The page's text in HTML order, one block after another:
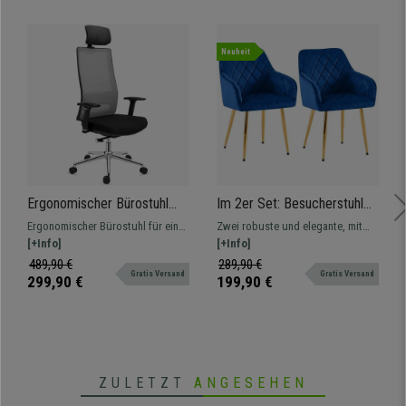
Ergonomischer Bürostuhl
SANTOS, Kopfstütze, 8h-
Nutzung, Farbe Grau
Ergonomischer Bürostuhl für eine
intensive Nutzung von 8 Stunden
geeignet. Ausgezeichnete Qualität
mit verchromtem Gestell und
[+Info]
489,90 €
299,90 € Gratis Versand
Neuheit
Im 2er Set: Besucherstuhl
GLOVER, bequem
gepolstert, Metallgestell in
Gold, Samtbezug, Farbe
Blau
Zwei robuste und elegante, mit
weichem Samt gepolsterte
Besucherstühle. Erhältlich in
verschiedenen Farben und
[+Info]
289,90 €
199,90 € Gratis Versand
ZULETZT ANGESEHEN